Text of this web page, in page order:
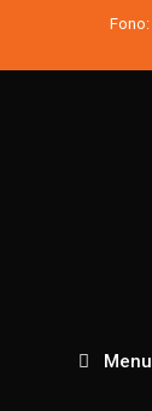
contenido
Fono:
Menu